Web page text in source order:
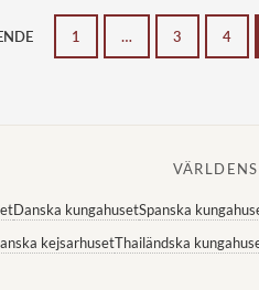
1 … 3 4
Danska kungahusetSpanska
kejsarhusetThailändska